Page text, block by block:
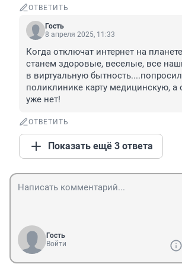
ОТВЕТИТЬ
Гость
8 апреля 2025, 11:33
Когда отключат интернет на
станем здоровые, веселые, все
в виртуальную
поликлинике карту медицинскую, а
уже нет!
ОТВЕТИТЬ
Показать ещё 3 ответа
Гость
Войти